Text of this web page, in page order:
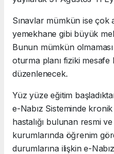
Sınavlar mümkün ise çok
yemekhane gibi büyük
Bunun mümkün
oturma planı fiziki
düzenlenecek.
Yüz yüze eğitim
e-Nabız Sisteminde
hastalığı bulunan resmi
kurumlarında öğrenim
durumlarına ilişkin e-